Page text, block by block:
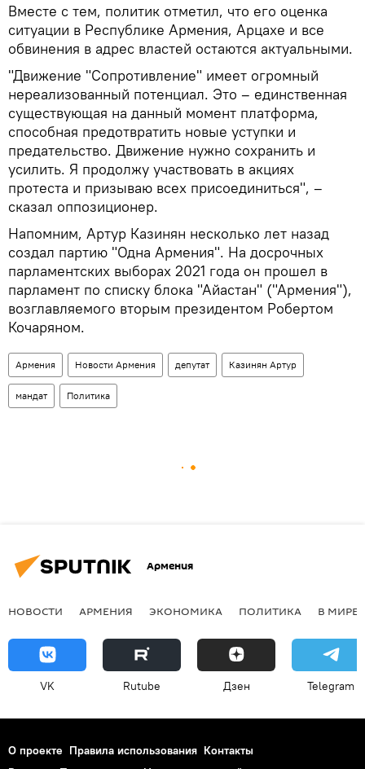
Вместе с тем, политик отметил, что его оценка
ситуации в Республике Армения, Арцахе и все
обвинения в адрес властей остаются актуальными.
"Движение "Сопротивление" имеет огромный
нереализованный потенциал. Это – единственная
существующая на данный момент платформа,
способная предотвратить новые уступки и
предательство. Движение нужно сохранить и
усилить. Я продолжу участвовать в акциях
протеста и призываю всех присоединиться", –
сказал оппозиционер.
Напомним, Артур Казинян несколько лет назад
создал партию "Одна Армения". На досрочных
парламентских выборах 2021 года он прошел в
парламент по списку блока "Айастан" ("Армения"),
возглавляемого вторым президентом Робертом
Кочаряном.
Армения Новости Армения депутат Казинян Артур
мандат Политика
Армения
НОВОСТИ АРМЕНИЯ ЭКОНОМИКА ПОЛИТИКА В МИРЕ
VK Rutube Дзен Telegram
О проекте Правила использования Контакты